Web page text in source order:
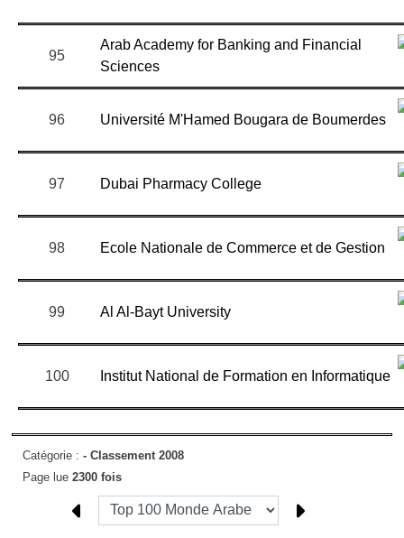
95
Arab Academy for Banking and Financial
Sciences
96 Université M'Hamed Bougara de Boumerdes
97 Dubai Pharmacy College
98 Ecole Nationale de Commerce et de Gestion
99 Al Al-Bayt University
100 Institut National de Formation en Informatique
Catégorie : - Classement 2008
Page lue 2300 fois